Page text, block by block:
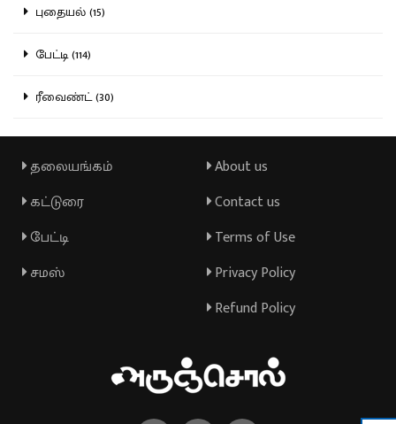
புதையல் (15)
பேட்டி (114)
ரீவைண்ட் (30)
தலையங்கம்
கட்டுரை
பேட்டி
சமஸ்
About us
Contact us
Terms of Use
Privacy Policy
Refund Policy